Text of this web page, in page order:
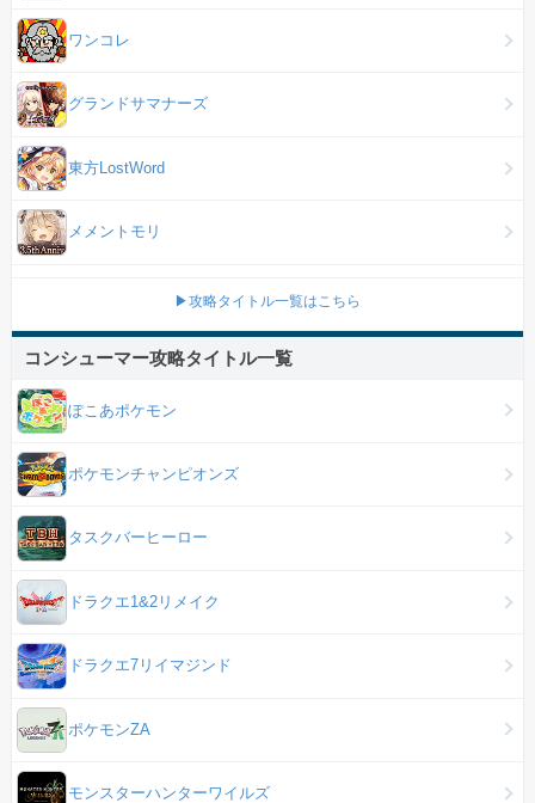
ワンコレ
グランドサマナーズ
東方LostWord
メメントモリ
▶攻略タイトル一覧はこちら
コンシューマー攻略タイトル一覧
ぽこあポケモン
ポケモンチャンピオンズ
タスクバーヒーロー
ドラクエ1&2リメイク
ドラクエ7リイマジンド
ポケモンZA
モンスターハンターワイルズ